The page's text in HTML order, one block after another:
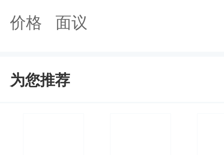
价格 面议
为您推荐